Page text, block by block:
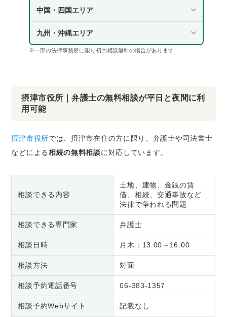
中国・四国エリア
九州・沖縄エリア
※一部の法律事務所に限り初回相談無料の場合があります
摂津市役所｜弁護士の無料相談が平日と夜間に利
用可能
摂津市役所では、摂津市在住の方に限り、弁護士や司法書士
などによる相続の無料相談に対応しています。
相談できる内容
土地、建物、金銭の賃
借、相続、交通事故など
法律で争われる問題
相談できる専門家 弁護士
相談日時 月木：13:00～16:00
相談方法 対面
相談予約電話番号 06-383-1357
相談予約Webサイト 記載なし